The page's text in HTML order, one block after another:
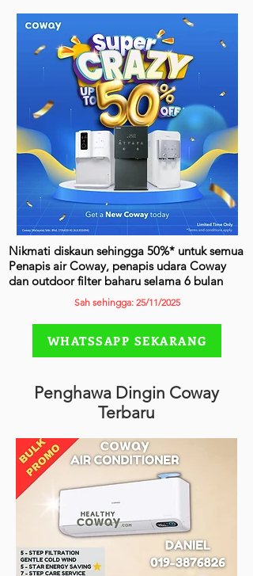
Nikmati diskaun sehingga 50%* untuk semua
Penapis air Coway, penapis udara Coway
dan outdoor filter baharu selama 6 bulan
Sah sehingga: 25/11/2025
WHATSSAPP SEKARANG
Penghawa Dingin Coway
Terbaru